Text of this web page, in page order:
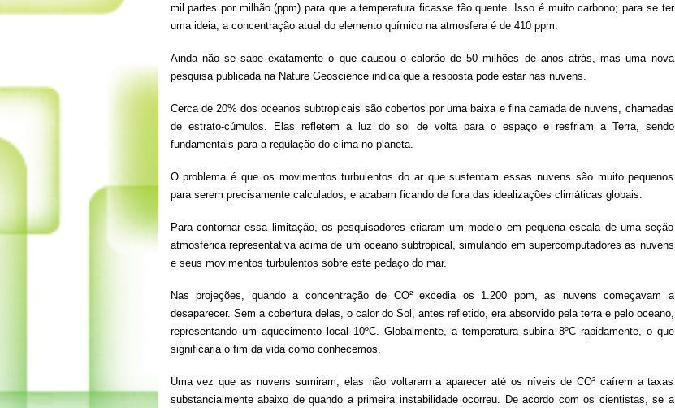
mil partes por milhão (ppm) para que a temperatura ficasse tão quente. Isso é muito carbono; para se ter
uma ideia, a concentração atual do elemento químico na atmosfera é de 410 ppm.
Ainda não se sabe exatamente o que causou o calorão de 50 milhões de anos atrás, mas uma nova
pesquisa publicada na Nature Geoscience indica que a resposta pode estar nas nuvens.
Cerca de 20% dos oceanos subtropicais são cobertos por uma baixa e fina camada de nuvens, chamadas
de estrato-cúmulos. Elas refletem a luz do sol de volta para o espaço e resfriam a Terra, sendo
fundamentais para a regulação do clima no planeta.
O problema é que os movimentos turbulentos do ar que sustentam essas nuvens são muito pequenos
para serem precisamente calculados, e acabam ficando de fora das idealizações climáticas globais.
Para contornar essa limitação, os pesquisadores criaram um modelo em pequena escala de uma seção
atmosférica representativa acima de um oceano subtropical, simulando em supercomputadores as nuvens
e seus movimentos turbulentos sobre este pedaço do mar.
Nas projeções, quando a concentração de CO² excedia os 1.200 ppm, as nuvens começavam a
desaparecer. Sem a cobertura delas, o calor do Sol, antes refletido, era absorvido pela terra e pelo oceano,
representando um aquecimento local 10ºC. Globalmente, a temperatura subiria 8ºC rapidamente, o que
significaria o fim da vida como conhecemos.
Uma vez que as nuvens sumiram, elas não voltaram a aparecer até os níveis de CO² caírem a taxas
substancialmente abaixo de quando a primeira instabilidade ocorreu. De acordo com os cientistas, se a